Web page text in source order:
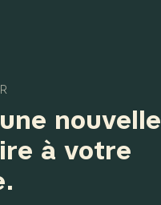
nouvelle
à votre